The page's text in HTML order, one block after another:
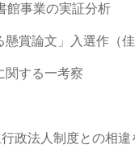
館事業の実証分析
懸賞論文」入選作（佳
関する一考察
政法人制度との相違